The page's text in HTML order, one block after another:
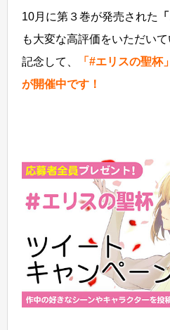
10月に第３巻が発売された
も大変な高評価をいただい
記念して、
「#エリスの聖
が開催中です！